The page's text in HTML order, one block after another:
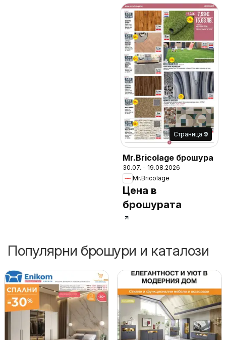
Cтраница 9
Mr.Bricolage брошура
30.07. - 19.08.2026
Mr.Bricolage
Цена в
брошурата
Популярни брошури и каталози